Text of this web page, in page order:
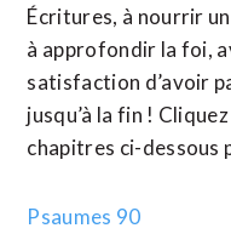
Écritures, à nourrir
à approfondir la foi,
satisfaction d’avoir
jusqu’à la fin !
chapitres ci-dessous
Psaumes 90